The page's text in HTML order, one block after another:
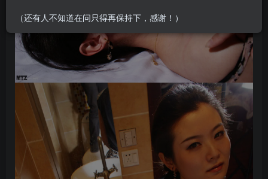
（还有人不知道在问只得再保持下，感谢！）